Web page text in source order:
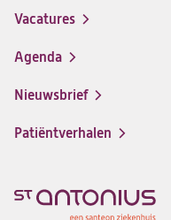
in
nieuwe
Vacatures
(opent
in
nieuwe
Agenda
Nieuwsbrief
Patiëntverhalen